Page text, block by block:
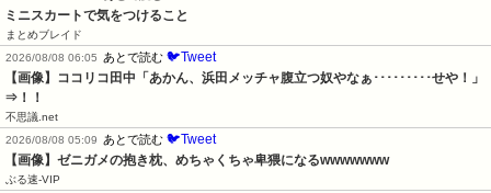
ミニスカートで気をつけること
まとめブレイド
2026/08/08 06:05
あとで読む 🐦Tweet
【画像】ココリコ田中「あかん、浜田メッチャ腹立つ奴やなぁ･････････せや！」
⇒！！
不思議.net
2026/08/08 05:09
あとで読む 🐦Tweet
【画像】ゼニガメの抱き枕、めちゃくちゃ卑猥になるwwwwwww
ぶる速-VIP